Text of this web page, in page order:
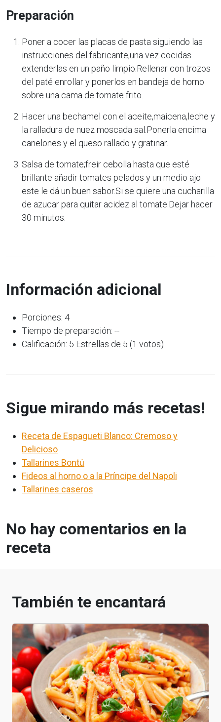
Preparación
Poner a cocer las placas de pasta siguiendo las
instrucciones del fabricante,una vez cocidas
extenderlas en un paño limpio.Rellenar con trozos
del paté enrollar y ponerlos en bandeja de horno
sobre una cama de tomate frito.
Hacer una bechamel con el aceite,maicena,leche y
la ralladura de nuez moscada sal.Ponerla encima
canelones y el queso rallado y gratinar.
Salsa de tomate;freir cebolla hasta que esté
brillante añadir tomates pelados y un medio ajo
este le dá un buen sabor.Si se quiere una cucharilla
de azucar para quitar acidez al tomate.Dejar hacer
30 minutos.
Información adicional
Porciones: 4
Tiempo de preparación: --
Calificación: 5 Estrellas de 5 (1 votos)
Sigue mirando más recetas!
Receta de Espagueti Blanco: Cremoso y
Delicioso
Tallarines Bontú
Fideos al horno o a la Príncipe del Napoli
Tallarines caseros
No hay comentarios en la
receta
También te encantará